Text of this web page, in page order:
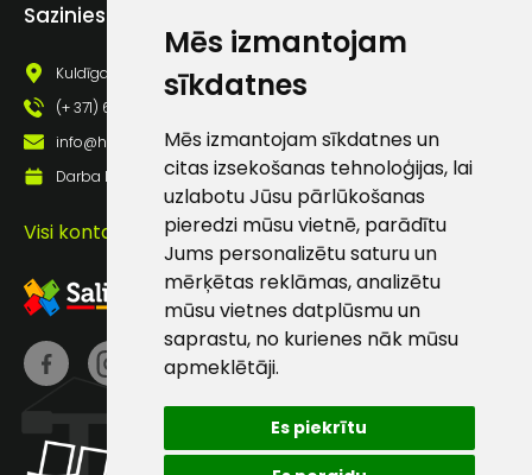
Mēs izmantojam
sīkdatnes
Mēs izmantojam sīkdatnes un
citas izsekošanas tehnoloģijas, lai
uzlabotu Jūsu pārlūkošanas
pieredzi mūsu vietnē, parādītu
Jums personalizētu saturu un
mērķētas reklāmas, analizētu
mūsu vietnes datplūsmu un
saprastu, no kurienes nāk mūsu
apmeklētāji.
Es piekrītu
Sazinies ar mums
Kuldīgas iela 69a, Saldus, Saldus nov., LV - 3801
(+ 371) 63 881 186
info@hards.lv
Darba laiks: Darbadienās: 8:00 - 17:00
Visi kontakti
Sūtīt ziņojumu
Klientu
atbalsts
Darbdienās:
8:00 – 17:00
(+371) 63 881
info@hards.lv